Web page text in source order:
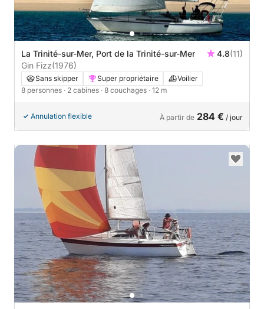
La Trinité-sur-Mer, Port de la Trinité-sur-Mer 4.8(11)
Gin Fizz(1976)
Sans skipper Super propriétaire
Voilier
8 personnes · 2 cabines · 8 couchages · 12 m
Annulation flexible À partir de 284 € / jour